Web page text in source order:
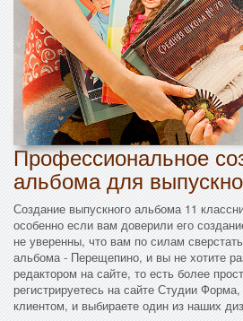
Профессиональное
альбома для
Создание выпускного альбома 11
особенно если вам доверили его
не уверенны, что вам по силам
альбома - Перещепино, и вы не хотите
редактором на сайте, то есть более
регистрируетесь на сайте Студии
клиентом, и выбираете один из наших